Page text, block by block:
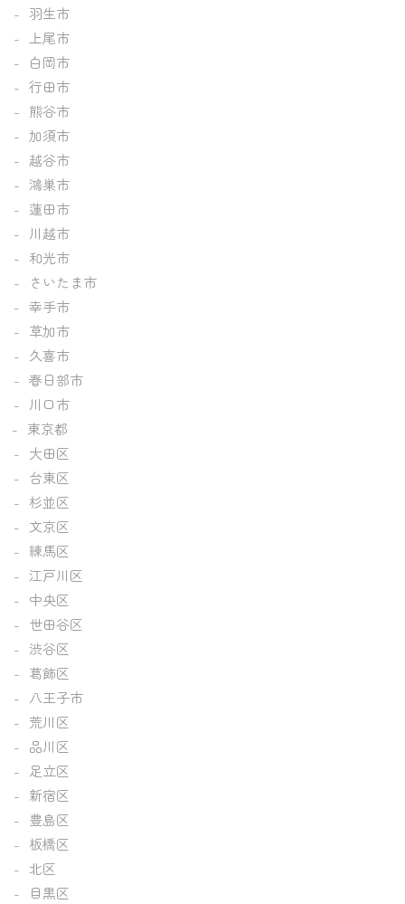
羽生市
上尾市
白岡市
行田市
熊谷市
加須市
越谷市
鴻巣市
蓮田市
川越市
和光市
さいたま市
幸手市
草加市
久喜市
春日部市
川口市
東京都
大田区
台東区
杉並区
文京区
練馬区
江戸川区
中央区
世田谷区
渋谷区
葛飾区
八王子市
荒川区
品川区
足立区
新宿区
豊島区
板橋区
北区
目黒区